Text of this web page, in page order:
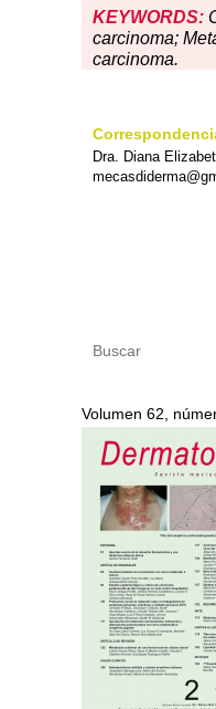
KEYWORDS:
carcinoma;
carcinoma.
Dra. Diana
Volumen 62,